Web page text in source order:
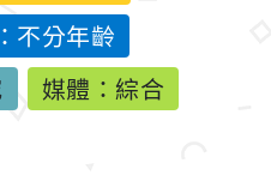
不分年齡
媒體：綜合